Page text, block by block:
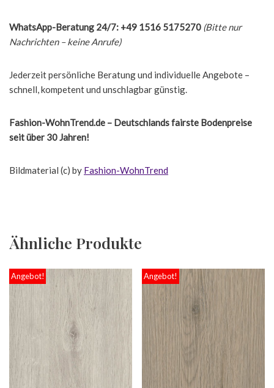
WhatsApp-Beratung 24/7: +49 1516 5175270 (Bitte nur
Nachrichten – keine Anrufe)
Jederzeit persönliche Beratung und individuelle Angebote –
schnell, kompetent und unschlagbar günstig.
Fashion-WohnTrend.de – Deutschlands fairste Bodenpreise
seit über 30 Jahren!
Bildmaterial (c) by Fashion-WohnTrend
Ähnliche Produkte
Angebot! Angebot!